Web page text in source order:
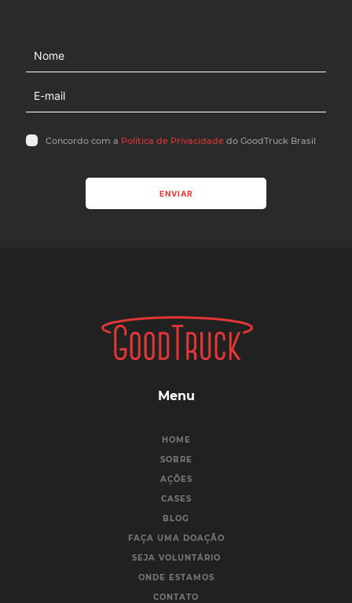
Concordo com a Política de Privacidadedo GoodTruck Brasil
ENVIAR
Menu
HOME
SOBRE
AÇÕES
CASES
BLOG
FAÇA UMA DOAÇÃO
SEJA VOLUNTÁRIO
ONDE ESTAMOS
CONTATO